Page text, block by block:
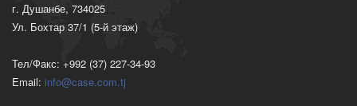
г. Душанбе, 734025
Ул. Бохтар 37/1 (5-й этаж)
Тел/Факс: +992 (37) 227-34-93
Email: info@case.com.tj